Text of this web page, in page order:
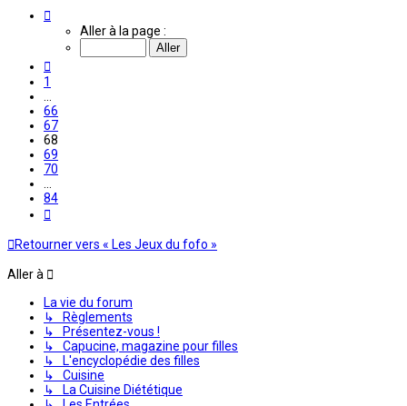
Aller à la page :
1
66
67
68
69
70
84
Retourner vers « Les Jeux du fofo »
Aller à
La vie du forum
↳ Règlements
↳ Présentez-vous !
↳ Capucine, magazine pour filles
↳ L'encyclopédie des filles
↳ Cuisine
↳ La Cuisine Diététique